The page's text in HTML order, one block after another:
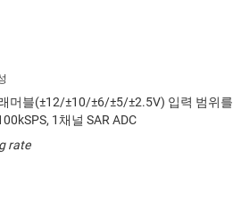
머블(±12/±10/±6/±5/±2.5V) 입력 범위를
1채널 SAR ADC
rate